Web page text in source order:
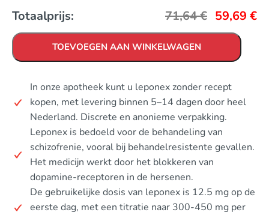
Totaalprijs: 71,64€ 59,69 €
TOEVOEGEN AAN WINKELWAGEN
In onze apotheek kunt u leponex zonder recept
kopen, met levering binnen 5–14 dagen door heel
Nederland. Discrete en anonieme verpakking.
Leponex is bedoeld voor de behandeling van
schizofrenie, vooral bij behandelresistente gevallen.
Het medicijn werkt door het blokkeren van
dopamine-receptoren in de hersenen.
De gebruikelijke dosis van leponex is 12.5 mg op de
eerste dag, met een titratie naar 300-450 mg per